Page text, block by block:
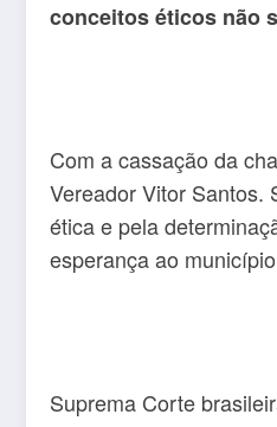
conceitos éticos não
Com a cassação da
Vereador Vitor Santos.
ética e pela
esperança ao
Suprema Corte